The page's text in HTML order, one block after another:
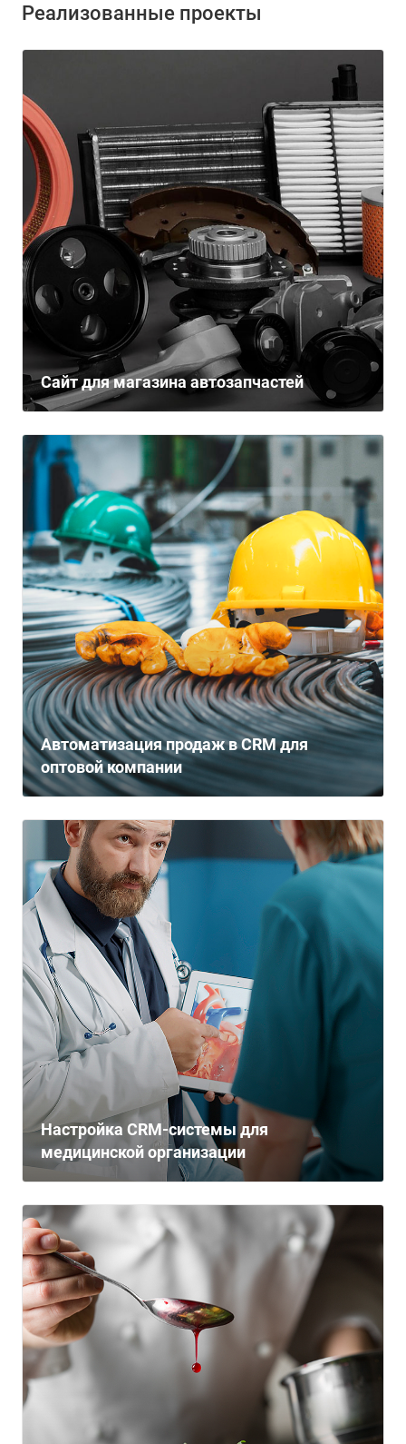
Реализованные проекты
Сайт для магазина автозапчастей
Автоматизация продаж в CRM для
оптовой компании
Настройка CRM-системы для
медицинской организации